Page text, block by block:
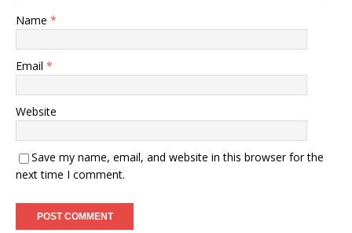
Name *
Email *
Website
Save my name, email, and website in this browser for the
next time I comment.